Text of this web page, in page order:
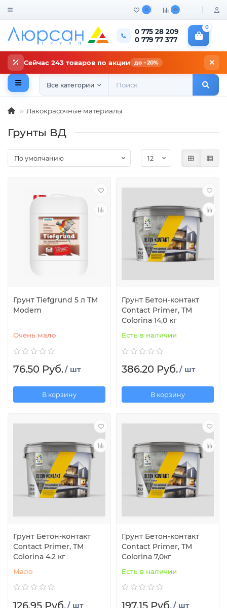
0 0
0 775 28 209
0 779 77 377
0
Сейчас 243 товаров по акции до −20%
Все категории
Лакокрасочные материалы
Грунты ВД
Грунт Tiefgrund 5 л ТМ
Modem
Очень мало
76.50 Руб./ шт
В корзину
Грунт Бетон-контакт
Contact Primer, ТМ
Colorina 14,0 кг
Есть в наличии
386.20 Руб./ шт
В корзину
Грунт Бетон-контакт
Contact Primer, ТМ
Colorina 4.2 кг
Мало
126.95 Руб./ шт
Грунт Бетон-контакт
Contact Primer, ТМ
Colorina 7,0кг
Есть в наличии
197.15 Руб./ шт